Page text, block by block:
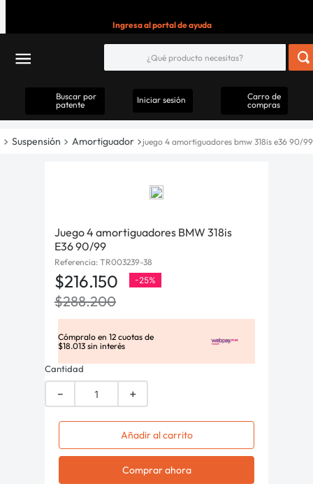
Ingresa al portal de ayuda
Buscar por
patente
Iniciar sesión
Carro de
compras
Suspensión Amortiguador juego 4 amortiguadores bmw 318is e36 90/99
Juego 4 amortiguadores BMW 318is
E36 90/99
Referencia: TR003239-38
$216.150 -25%
$288.200
Cómpralo en 12 cuotas de
$18.013 sin interés
Cantidad
＋
－
Añadir al carrito
Comprar ahora